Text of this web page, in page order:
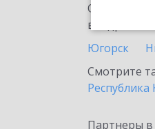
внедрение
Югорск
Смотрите
Республика
Партнеры